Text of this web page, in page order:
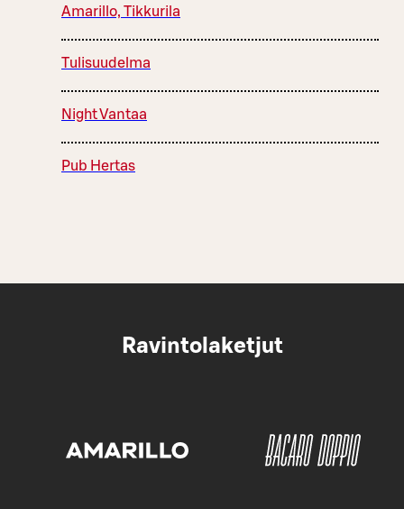
Amarillo, Tikkurila
Tulisuudelma
Night Vantaa
Pub Hertas
Ravintolaketjut